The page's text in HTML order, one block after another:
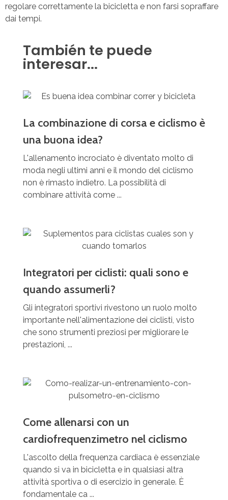
regolare correttamente la bicicletta e non farsi sopraffare
dai tempi.
También te puede
interesar...
La combinazione di corsa e ciclismo è
una buona idea?
L'allenamento incrociato è diventato molto di
moda negli ultimi anni e il mondo del ciclismo
non è rimasto indietro. La possibilità di
combinare attività come ...
Integratori per ciclisti: quali sono e
quando assumerli?
Gli integratori sportivi rivestono un ruolo molto
importante nell'alimentazione dei ciclisti, visto
che sono strumenti preziosi per migliorare le
prestazioni, ...
Come allenarsi con un
cardiofrequenzimetro nel ciclismo
L'ascolto della frequenza cardiaca è essenziale
quando si va in bicicletta e in qualsiasi altra
attività sportiva o di esercizio in generale. È
fondamentale ca ...